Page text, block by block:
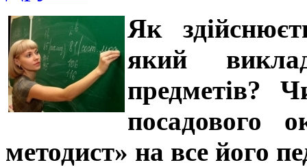
Як
який
предметів?
посадового
методист» на все його